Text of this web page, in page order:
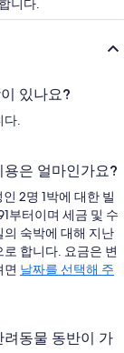
니다.
있나요?
다.
은 얼마인가요?
2명 1박에 대한 빌
부터이며 세금 및 수
숙박에 대해 지난
합니다. 요금은 변
면 날짜를 선택해 주
동물 동반이 가